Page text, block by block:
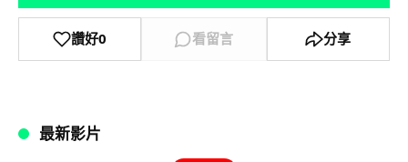
讚好0 看留言 分享
最新影片